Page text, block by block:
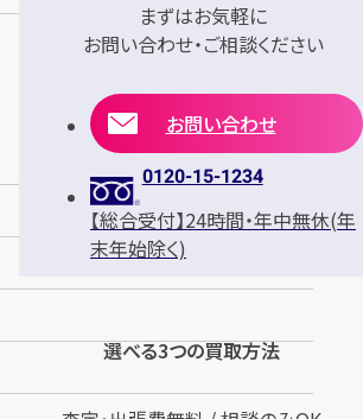
まずはお気軽に
お問い合わせ・ご相談ください
お問い合わせ
0120-15-1234
【総合受付】24時間・年中無休(年
末年始除く)
選べる3つの買取方法